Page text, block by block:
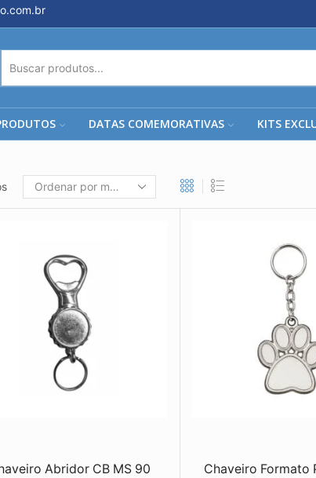
DE
PESQUISA
DATAS COMEMORATIVAS KITS
Abridor CB MS 90
Chaveiro Formato